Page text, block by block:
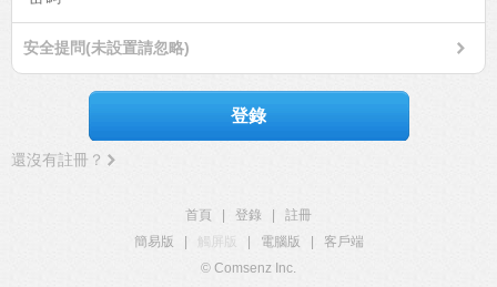
安全提問(未設置請忽略)
登錄
還沒有註冊？
首頁 登錄
註冊
簡易版
觸屏版 電腦版
客戶端
© Comsenz Inc.